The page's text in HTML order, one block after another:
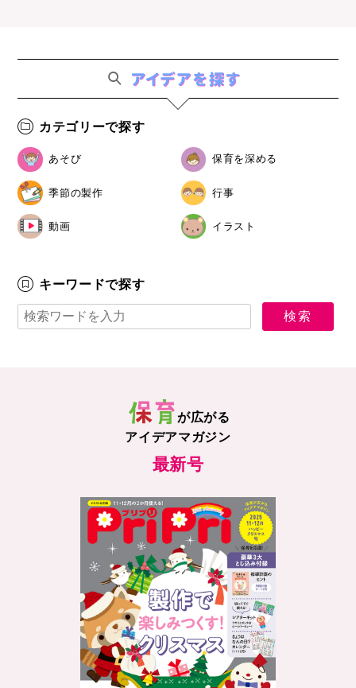
カテゴリーで探す
あそび 保育を深める
季節の製作 行事
動画 イラスト
キーワードで探す
が広がる
アイデアマガジン
最新号